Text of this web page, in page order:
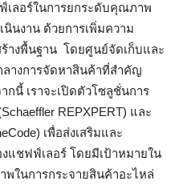
เลอร์ในการยกระดับคุณภาพ
นงาน ด้วยการเพิ่มความ
างพื้นฐาน โดยศูนย์จัดเก็บและ
างการจัดหาสินค้าที่สำคัญ
นี้ เราจะเปิดตัวโซลูชั่นการ
REPXPERT) และ
เพื่อส่งเสริมและ
แชฟฟ์เลอร์ โดยมีเป้าหมายใน
ในการกระจายสินค้าอะไหล่